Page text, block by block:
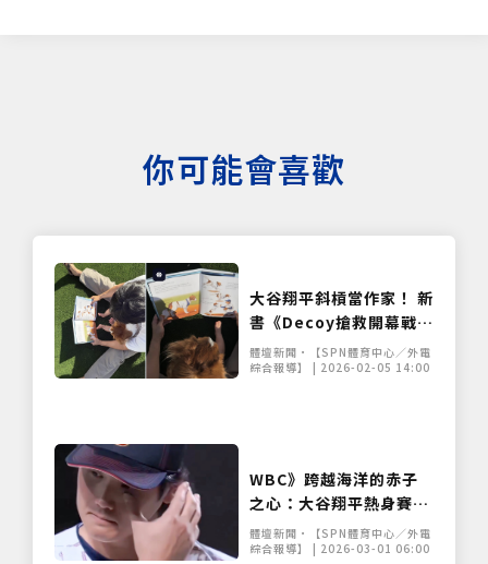
你可能會喜歡
大谷翔平斜槓當作家！ 新
書《Decoy搶救開幕戰》
登場 暖心曝：想親口講故
事給女兒聽
體壇新聞•【SPN體育中心／外電
綜合報導】 | 2026-02-05 14:00
WBC》跨越海洋的赤子
之心：大谷翔平熱身賽聽
聞國歌落淚 那一抹淚光映
照出旅外職棒人的思鄉魂
體壇新聞•【SPN體育中心／外電
綜合報導】 | 2026-03-01 06:00